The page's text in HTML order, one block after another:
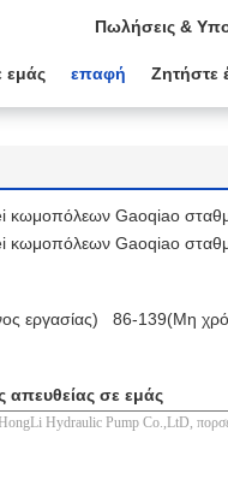
Πωλήσεις &
εμάς επαφή
κωμοπόλεων Gaoqiao
κωμοπόλεων Gaoqiao
εργασίας) 86-139(Μη
απευθείας σε εμάς